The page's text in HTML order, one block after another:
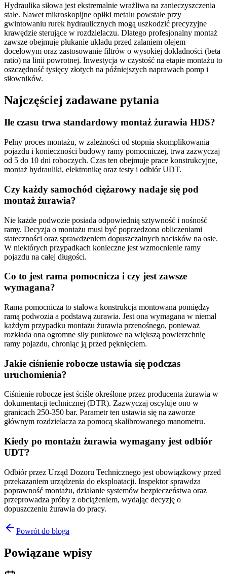
Hydraulika siłowa jest ekstremalnie wrażliwa na zanieczyszczenia
stałe. Nawet mikroskopijne opiłki metalu powstałe przy
gwintowaniu rurek hydraulicznych mogą uszkodzić precyzyjne
krawędzie sterujące w rozdzielaczu. Dlatego profesjonalny montaż
zawsze obejmuje płukanie układu przed zalaniem olejem
docelowym oraz zastosowanie filtrów o wysokiej dokładności (beta
ratio) na linii powrotnej. Inwestycja w czystość na etapie montażu to
oszczędność tysięcy złotych na późniejszych naprawach pomp i
siłowników.
Najczęściej zadawane pytania
Ile czasu trwa standardowy montaż żurawia HDS?
Pełny proces montażu, w zależności od stopnia skomplikowania
pojazdu i konieczności budowy ramy pomocniczej, trwa zazwyczaj
od 5 do 10 dni roboczych. Czas ten obejmuje prace konstrukcyjne,
montaż hydrauliki, elektronikę oraz testy i odbiór UDT.
Czy każdy samochód ciężarowy nadaje się pod
montaż żurawia?
Nie każde podwozie posiada odpowiednią sztywność i nośność
ramy. Decyzja o montażu musi być poprzedzona obliczeniami
stateczności oraz sprawdzeniem dopuszczalnych nacisków na osie.
W niektórych przypadkach konieczne jest wzmocnienie ramy
pojazdu na całej długości.
Co to jest rama pomocnicza i czy jest zawsze
wymagana?
Rama pomocnicza to stalowa konstrukcja montowana pomiędzy
ramą podwozia a podstawą żurawia. Jest ona wymagana w niemal
każdym przypadku montażu żurawia przenośnego, ponieważ
rozkłada ona ogromne siły punktowe na większą powierzchnię
ramy pojazdu, chroniąc ją przed pęknięciem.
Jakie ciśnienie robocze ustawia się podczas
uruchomienia?
Ciśnienie robocze jest ściśle określone przez producenta żurawia w
dokumentacji technicznej (DTR). Zazwyczaj oscyluje ono w
granicach 250-350 bar. Parametr ten ustawia się na zaworze
głównym rozdzielacza za pomocą skalibrowanego manometru.
Kiedy po montażu żurawia wymagany jest odbiór
UDT?
Odbiór przez Urząd Dozoru Technicznego jest obowiązkowy przed
przekazaniem urządzenia do eksploatacji. Inspektor sprawdza
poprawność montażu, działanie systemów bezpieczeństwa oraz
przeprowadza próby z obciążeniem, wydając decyzję o
dopuszczeniu żurawia do pracy.
Powrót do bloga
Powiązane wpisy